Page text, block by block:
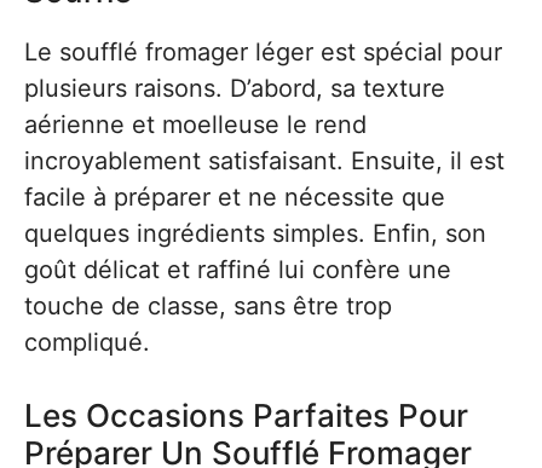
Le soufflé fromager léger est spécial pour
plusieurs raisons. D’abord, sa texture
aérienne et moelleuse le rend
incroyablement satisfaisant. Ensuite, il est
facile à préparer et ne nécessite que
quelques ingrédients simples. Enfin, son
goût délicat et raffiné lui confère une
touche de classe, sans être trop
compliqué.
Les Occasions Parfaites Pour
Préparer Un Soufflé Fromager